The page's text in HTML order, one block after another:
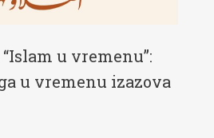
u vremenu”:
u vremenu izazova